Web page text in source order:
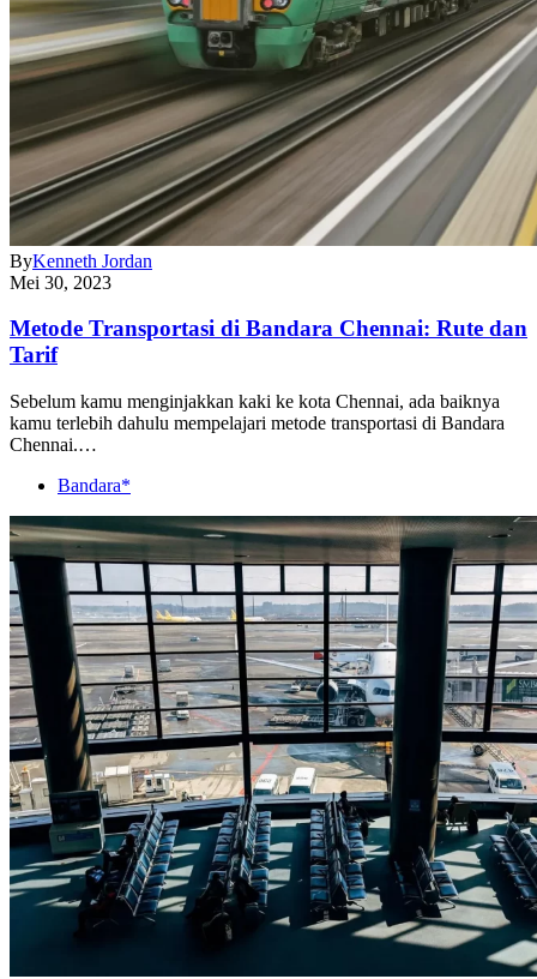
ByKenneth Jordan
Mei 30, 2023
Metode Transportasi di Bandara Chennai: Rute dan
Tarif
Sebelum kamu menginjakkan kaki ke kota Chennai, ada baiknya
kamu terlebih dahulu mempelajari metode transportasi di Bandara
Chennai.…
Bandara*